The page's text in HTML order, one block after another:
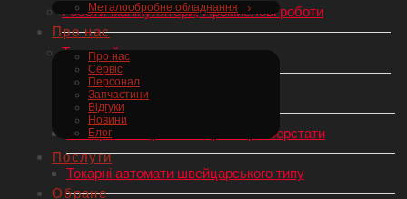
Металообробне обладнання
Про нас
Про нас
Сервіс
Персонал
Запчастини
Відгуки
Новини
Блог
Послуги
Обране
Роботи-маніпулятори, Промислові роботи
Токарний верстат по металу
Токарні верстати з ЧПУ
Універсальні (механічні) токарні верстати
Токарні автомати швейцарського типу